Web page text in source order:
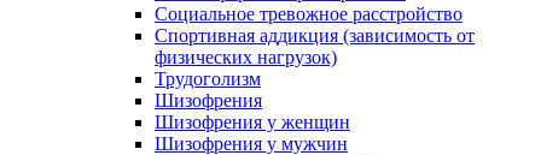
Социальное тревожное расстройство
Спортивная аддикция (зависимость от
физических нагрузок)
Трудоголизм
Шизофрения
Шизофрения у женщин
Шизофрения у мужчин